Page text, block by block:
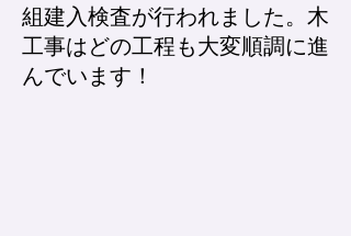
組建入検査が行われました。木
工事はどの工程も大変順調に進
んでいます！